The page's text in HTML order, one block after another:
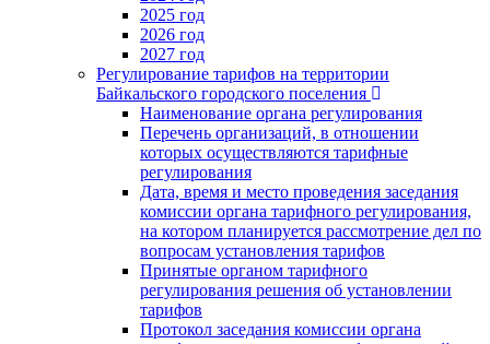
2025 год
2026 год
2027 год
Регулирование тарифов на территории
Байкальского городского поселения
Наименование органа регулирования
Перечень организаций, в отношении
которых осуществляются тарифные
регулирования
Дата, время и место проведения заседания
комиссии органа тарифного регулирования,
на котором планируется рассмотрение дел по
вопросам установления тарифов
Принятые органом тарифного
регулирования решения об установлении
тарифов
Протокол заседания комиссии органа